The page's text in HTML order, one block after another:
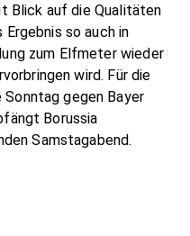
Blick auf die Qualitäten
so auch in
zum Elfmeter wieder
wird. Für die
gegen Bayer
Borussia
Samstagabend.